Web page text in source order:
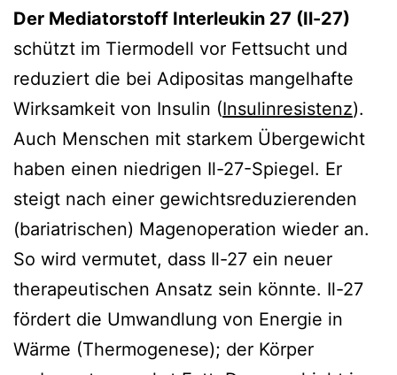
Der Mediatorstoff Interleukin 27 (Il-27)
schützt im Tiermodell vor Fettsucht und
reduziert die bei Adipositas mangelhafte
Wirksamkeit von Insulin (Insulinresistenz).
Auch Menschen mit starkem Übergewicht
haben einen niedrigen Il-27-Spiegel. Er
steigt nach einer gewichtsreduzierenden
(bariatrischen) Magenoperation wieder an.
So wird vermutet, dass Il-27 ein neuer
therapeutischen Ansatz sein könnte. Il-27
fördert die Umwandlung von Energie in
Wärme (Thermogenese); der Körper